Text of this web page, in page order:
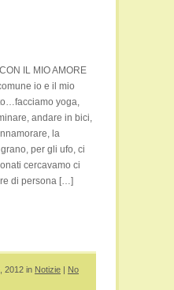
IL MIO AMORE
io e il mio
yoga,
andare in bici,
la
per gli ufo, ci
cercavamo ci
di persona […]
2012 in Notizie | No